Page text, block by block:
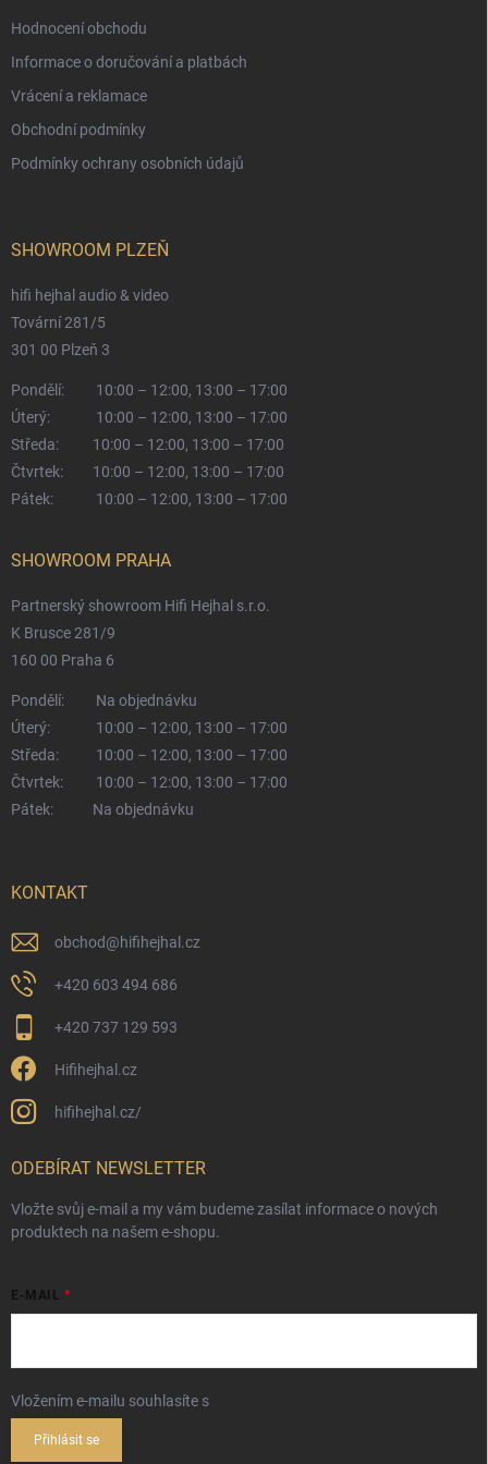
Hodnocení obchodu
Informace o doručování a platbách
Vrácení a reklamace
Obchodní podmínky
Podmínky ochrany osobních údajů
SHOWROOM PLZEŇ
hifi hejhal audio & video
Tovární 281/5
301 00 Plzeň 3
Pondělí:
10:00 – 12:00, 13:00 – 17:00
Úterý:
10:00 – 12:00, 13:00 – 17:00
Středa:
10:00 – 12:00, 13:00 – 17:00
Čtvrtek:
10:00 – 12:00, 13:00 – 17:00
Pátek:
10:00 – 12:00, 13:00 – 17:00
SHOWROOM PRAHA
Partnerský showroom Hifi Hejhal s.r.o.
K Brusce 281/9
160 00 Praha 6
Pondělí:
Na objednávku
Úterý:
10:00 – 12:00, 13:00 – 17:00
Středa:
10:00 – 12:00, 13:00 – 17:00
Čtvrtek:
10:00 – 12:00, 13:00 – 17:00
Pátek:
Na objednávku
KONTAKT
obchod@hifihejhal.cz
+420 603 494 686
+420 737 129 593
Hifihejhal.cz
hifihejhal.cz/
ODEBÍRAT NEWSLETTER
Vložte svůj e-mail a my vám budeme zasílat informace o nových
produktech na našem e-shopu.
E-MAIL
Vložením e-mailu souhlasíte s
Přihlásit se